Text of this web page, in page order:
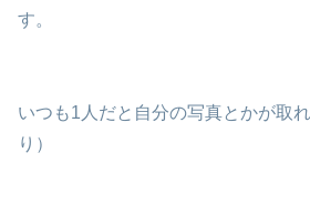
す。
いつも1人だと自分の写真とかが取
り）